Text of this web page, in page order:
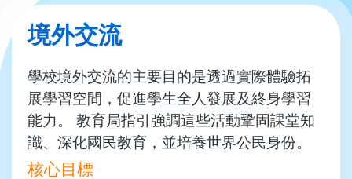
連境外交流
學校境外交流的主要目的是透過實際體驗拓
展學習空間，促進學生全人發展及終身學習
能力。 教育局指引強調這些活動鞏固課堂知
識、深化國民教育，並培養世界公民身份。
核心目標